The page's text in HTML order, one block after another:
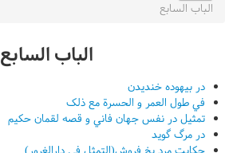
الباب السابع
الباب السابع
در بيهوده خنديدن
في طول العمر و الحسرة مع ذلک
تمثيل در نفس جهان فاني و قصه لقمان حکيم
در مرگ گويد